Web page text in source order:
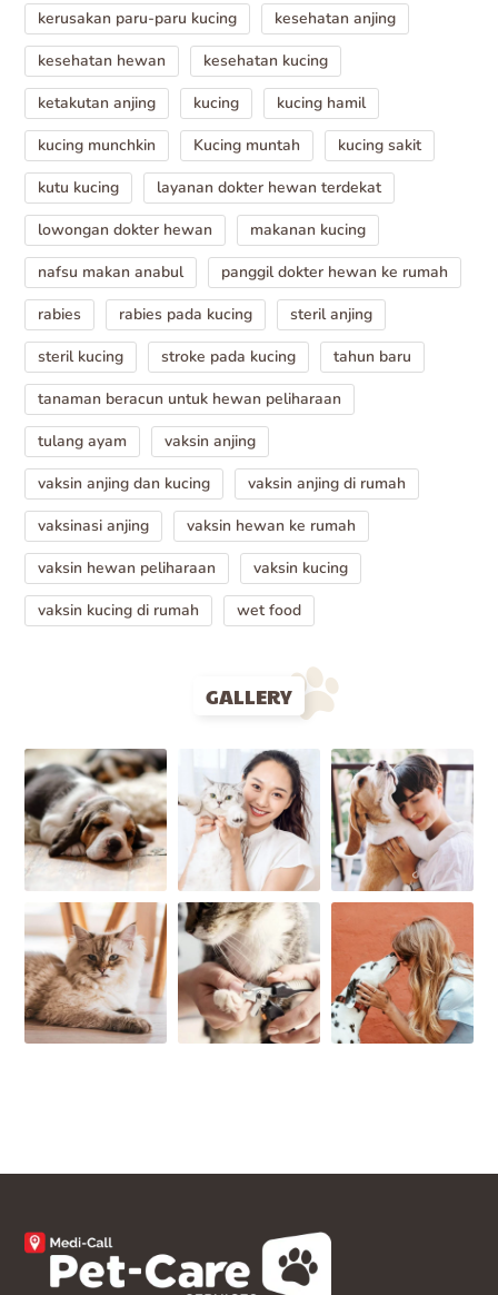
kerusakan paru-paru kucing
kesehatan anjing
kesehatan hewan
kesehatan kucing
ketakutan anjing
kucing
kucing hamil
kucing munchkin
Kucing muntah
kucing sakit
kutu kucing
layanan dokter hewan terdekat
lowongan dokter hewan
makanan kucing
nafsu makan anabul
panggil dokter hewan ke rumah
rabies
rabies pada kucing
steril anjing
steril kucing
stroke pada kucing
tahun baru
tanaman beracun untuk hewan peliharaan
tulang ayam
vaksin anjing
vaksin anjing dan kucing
vaksin anjing di rumah
vaksinasi anjing
vaksin hewan ke rumah
vaksin hewan peliharaan
vaksin kucing
vaksin kucing di rumah
wet food
GALLERY